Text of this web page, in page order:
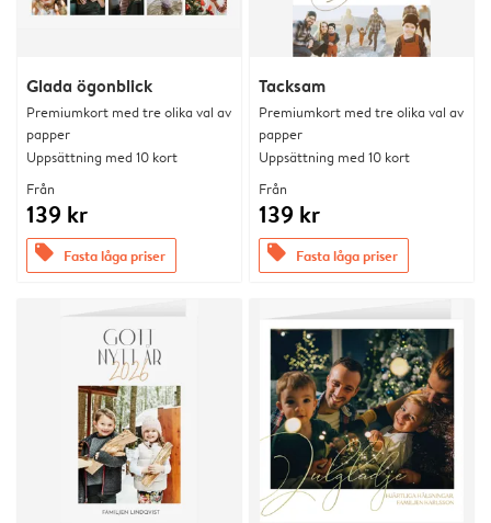
Glada ögonblick
Premiumkort med tre olika val av
papper
Uppsättning med 10 kort
Från
139 kr
offers Fasta låga priser
Tacksam
Premiumkort med tre olika val av
papper
Uppsättning med 10 kort
Från
139 kr
offers Fasta låga priser